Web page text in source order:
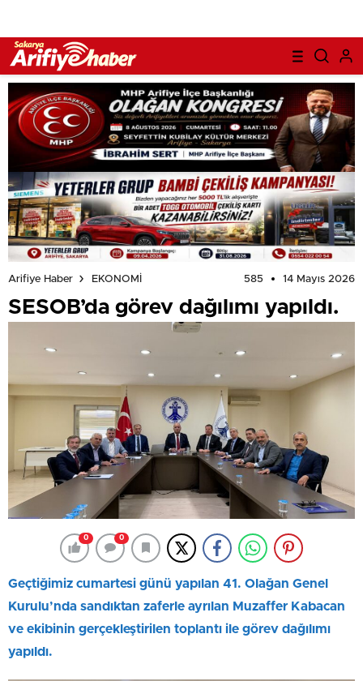
Arifiye Haber EKONOMİ 585 14 Mayıs 2026
SESOB’da görev dağılımı yapıldı.
0 0
Geçtiğimiz cumartesi günü yapılan 41. Olağan Genel
Kurulu’nda sandıktan zaferle ayrılan Muzaffer Kabacan
ve ekibinin gerçekleştirilen toplantı ile görev dağılımı
yapıldı.